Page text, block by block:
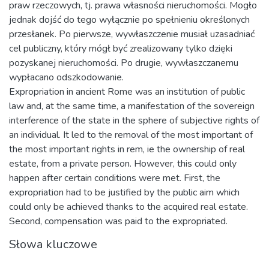
praw rzeczowych, tj. prawa własności nieruchomości. Mogło
jednak dojść do tego wyłącznie po spełnieniu określonych
przesłanek. Po pierwsze, wywłaszczenie musiał uzasadniać
cel publiczny, który mógł być zrealizowany tylko dzięki
pozyskanej nieruchomości. Po drugie, wywłaszczanemu
wypłacano odszkodowanie.
Expropriation in ancient Rome was an institution of public
law and, at the same time, a manifestation of the sovereign
interference of the state in the sphere of subjective rights of
an individual. It led to the removal of the most important of
the most important rights in rem, ie the ownership of real
estate, from a private person. However, this could only
happen after certain conditions were met. First, the
expropriation had to be justified by the public aim which
could only be achieved thanks to the acquired real estate.
Second, compensation was paid to the expropriated.
Słowa kluczowe